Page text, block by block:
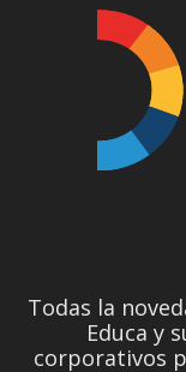
Todas la
Educa y
corporativos